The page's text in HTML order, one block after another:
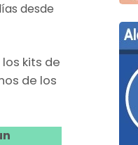
desde
kits de
de los